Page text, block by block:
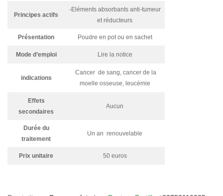
Principes actifs
-Eléments absorbants anti-tumeur
et réducteurs
Présentation Poudre en pot ou en sachet
Mode d’emploi Lire la notice
indications
Cancer de sang, cancer de la
moelle osseuse, leucémie
Effets
secondaires
Aucun
Durée du
traitement
Un an renouvelable
Prix unitaire 50 euros